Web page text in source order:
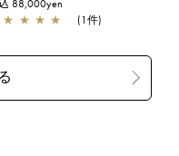
88,000yen
★ ★ ★ ★ (1件)